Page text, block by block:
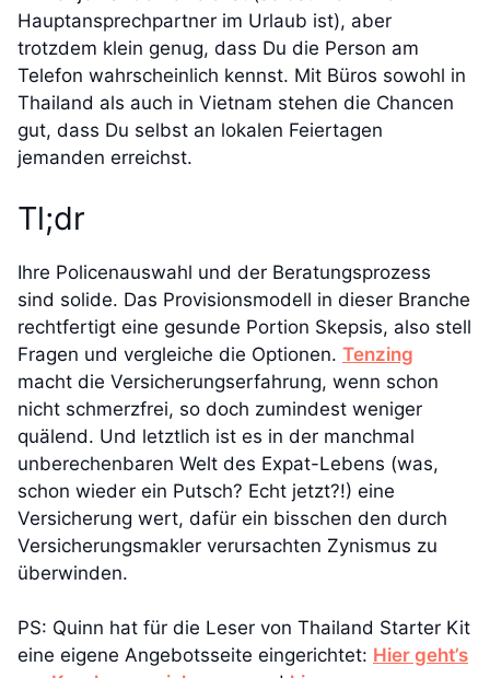
Hauptansprechpartner im Urlaub ist), aber
trotzdem klein genug, dass Du die Person am
Telefon wahrscheinlich kennst. Mit Büros sowohl in
Thailand als auch in Vietnam stehen die Chancen
gut, dass Du selbst an lokalen Feiertagen
jemanden erreichst.
Tl;dr
Ihre Policenauswahl und der Beratungsprozess
sind solide. Das Provisionsmodell in dieser Branche
rechtfertigt eine gesunde Portion Skepsis, also stell
Fragen und vergleiche die Optionen. Tenzing
macht die Versicherungserfahrung, wenn schon
nicht schmerzfrei, so doch zumindest weniger
quälend. Und letztlich ist es in der manchmal
unberechenbaren Welt des Expat-Lebens (was,
schon wieder ein Putsch? Echt jetzt?!) eine
Versicherung wert, dafür ein bisschen den durch
Versicherungsmakler verursachten Zynismus zu
überwinden.
PS: Quinn hat für die Leser von Thailand Starter Kit
eine eigene Angebotsseite eingerichtet: Hier geht’s